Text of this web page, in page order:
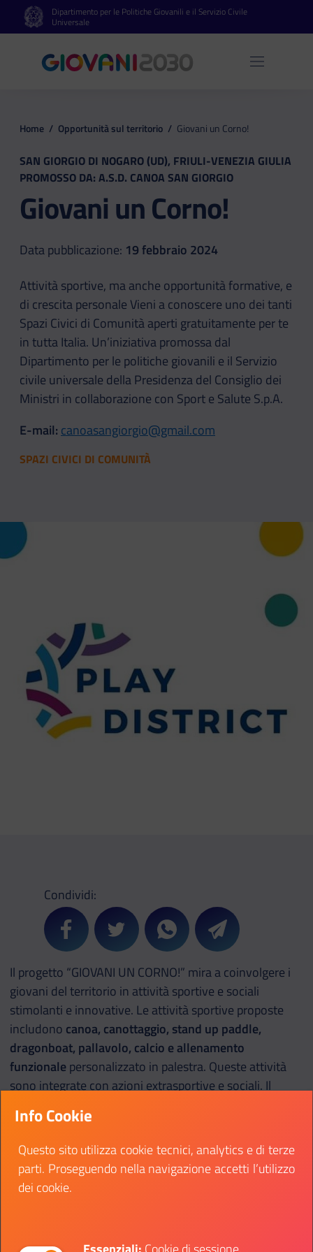
Vai al contenuto principale
Vai al footerDipartimento per le Politiche Giovanili e il Servizio Civile
Universale
Apri
Home / Opportunità sul territorio / Giovani un Corno!
SAN GIORGIO DI NOGARO (UD), FRIULI-VENEZIA GIULIA
PROMOSSO DA: A.S.D. CANOA SAN GIORGIO
Giovani un Corno!
Data pubblicazione: 19 febbraio 2024
Attività sportive, ma anche opportunità formative, e
di crescita personale Vieni a conoscere uno dei tanti
Spazi Civici di Comunità aperti gratuitamente per te
in tutta Italia. Un’iniziativa promossa dal
Dipartimento per le politiche giovanili e il Servizio
civile universale della Presidenza del Consiglio dei
Ministri in collaborazione con Sport e Salute S.p.A.
E-mail: canoasangiorgio@gmail.com
SPAZI CIVICI DI COMUNITÀ
Condividi:
Condividi su Facebook
Condividi su TwitterCondividi su Whatsapp
Condividi su
Il progetto “GIOVANI UN CORNO!” mira a coinvolgere i
giovani del territorio in attività sportive e sociali
stimolanti e innovative. Le attività sportive proposte
includono canoa, canottaggio, stand up paddle,
dragonboat, pallavolo, calcio e allenamento
funzionalepersonalizzato in palestra. Queste attività
sono integrate con azioni extrasportive e sociali. Il
attraverso la sezione “4R”, che coinvolge il
imbarcazioni e attrezzature . Inoltre, le attività sportive
offrono l’opportunità di partecipare a
iniziative
naturalistiche come le discese sul fiume Corno
promuovendo il turismo lento e la consapevolezza
Info Cookie
Questo sito utilizza cookie tecnici, analytics e di terze
parti. Proseguendo nella navigazione accetti l’utilizzo
dei cookie.